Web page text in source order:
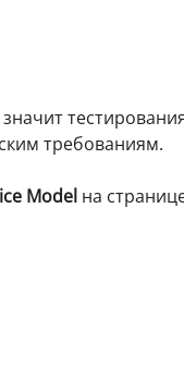
значит
требованиям.
Model на